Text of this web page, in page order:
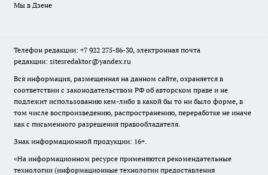
Мы в Дзене
Телефон редакции: +7 922 275-86-30, электронная почта
редакции: sitesredaktor@yandex.ru
Вся информация, размещенная на данном сайте, охраняется в
соответствии с законодательством РФ об авторском праве и не
подлежит использованию кем-либо в какой бы то ни было форме, в
том числе воспроизведению, распространению, переработке не иначе
как с письменного разрешения правообладателя.
Знак информационной продукции: 16+.
«На информационном ресурсе применяются рекомендательные
технологии (информационные технологии предоставления